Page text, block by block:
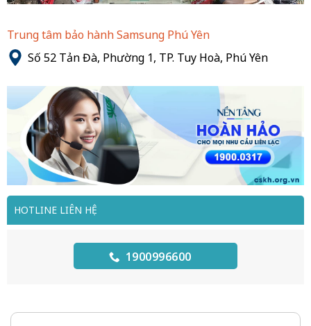
Trung tâm bảo hành Samsung Phú Yên
Số 52 Tản Đà, Phường 1, TP. Tuy Hoà, Phú Yên
HOTLINE LIÊN HỆ
1900996600